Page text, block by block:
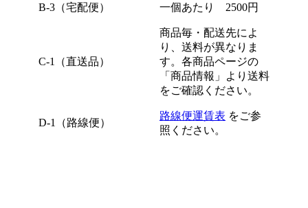
B-3（宅配便） 一個あたり 2500円
C-1（直送品）
商品毎・配送先によ
り、送料が異なりま
す。各商品ページの
「商品情報」より送料
をご確認ください。
D-1（路線便）
路線便運賃表 をご参
照ください。